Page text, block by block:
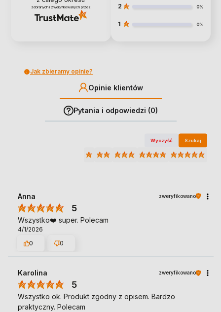
zebranych i zweryfikowanych przez 2 0%
1 0%
Jak zbieramy opinie?
Opinie klientów
Pytania i odpowiedzi (0)
Wyczyść Szukaj
Anna zweryfikowano
5
Wszystko❤️ super. Polecam
4/1/2026
0
0
Karolina zweryfikowano
5
Wszystko ok. Produkt zgodny z opisem. Bardzo
praktyczny. Polecam